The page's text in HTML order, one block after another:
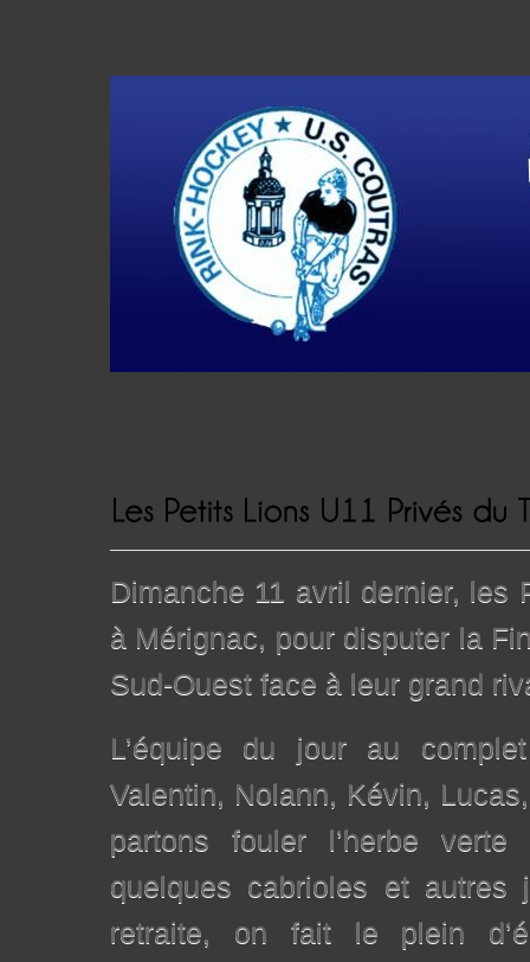
Dimanche 11 avril dernier, les
à Mérignac, pour disputer la
Sud-Ouest face à leur grand
L’équipe du jour au
Valentin, Nolann, Kévin,
partons fouler l’herbe
quelques cabrioles et autres
retraite, on fait le plein